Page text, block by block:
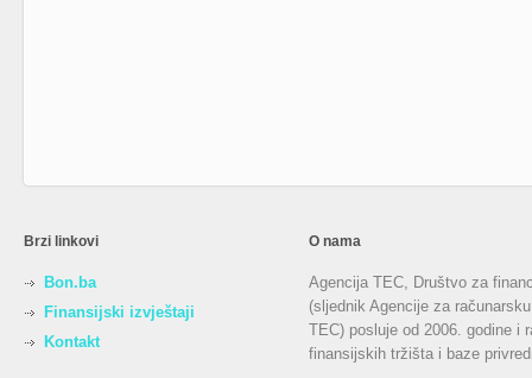
Brzi linkovi
Bon.ba
Finansijski izvještaji
Kontakt
O nama
Agencija TEC, Društvo za
(sljednik Agencije za
TEC) posluje od 2006. godine i
finansijskih tržišta i baze